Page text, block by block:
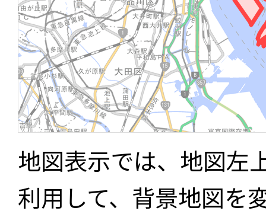
地図表示では、地図左
利用して、背景地図を